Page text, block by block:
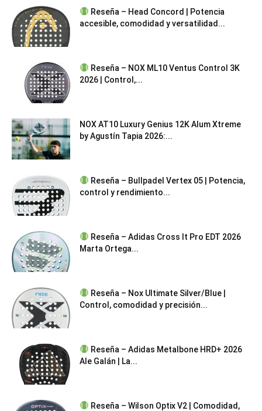
Reseña – Head Concord | Potencia
accesible, comodidad y versatilidad...
Reseña – NOX ML10 Ventus Control 3K
2026 | Control,...
NOX AT10 Luxury Genius 12K Alum Xtreme
by Agustín Tapia 2026:...
Reseña – Bullpadel Vertex 05 | Potencia,
control y rendimiento...
Reseña – Adidas Cross It Pro EDT 2026
Marta Ortega...
Reseña – Nox Ultimate Silver/Blue |
Control, comodidad y precisión...
Reseña – Adidas Metalbone HRD+ 2026
Ale Galán | La...
Reseña – Wilson Optix V2 | Comodidad,